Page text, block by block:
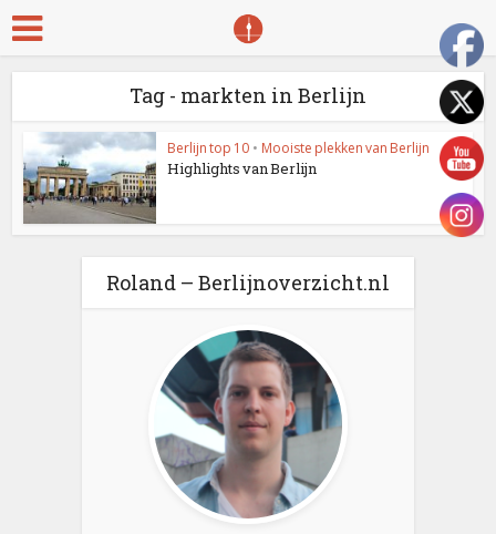
Tag - markten in Berlijn
Berlijn top 10 • Mooiste plekken van Berlijn
Highlights van Berlijn
Roland – Berlijnoverzicht.nl